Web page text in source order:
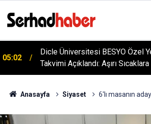
05:02
Dicle Üniversitesi BESYO Özel
Takvimi Açıklandı: Aşırı
Anasayfa Siyaset 6'lı masanın